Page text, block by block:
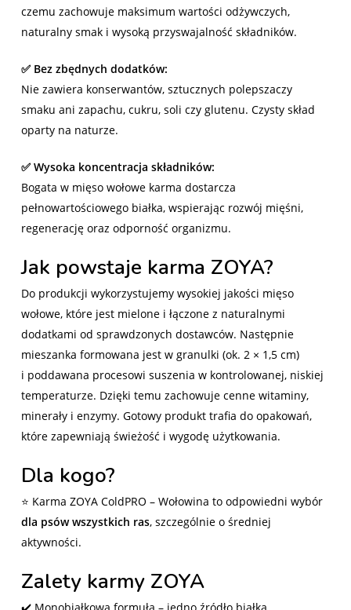
czemu zachowuje maksimum wartości odżywczych,
naturalny smak i wysoką przyswajalność składników.
✅ Bez zbędnych dodatków:
Nie zawiera konserwantów, sztucznych polepszaczy
smaku ani zapachu, cukru, soli czy glutenu. Czysty skład
oparty na naturze.
✅ Wysoka koncentracja składników:
Bogata w mięso wołowe karma dostarcza
pełnowartościowego białka, wspierając rozwój mięśni,
regenerację oraz odporność organizmu.
Jak powstaje karma ZOYA?
Do produkcji wykorzystujemy wysokiej jakości mięso
wołowe, które jest mielone i łączone z naturalnymi
dodatkami od sprawdzonych dostawców. Następnie
mieszanka formowana jest w granulki (ok. 2 × 1,5 cm)
i poddawana procesowi suszenia w kontrolowanej, niskiej
temperaturze. Dzięki temu zachowuje cenne witaminy,
minerały i enzymy. Gotowy produkt trafia do opakowań,
które zapewniają świeżość i wygodę użytkowania.
Dla kogo?
⭐ Karma ZOYA ColdPRO – Wołowina to odpowiedni wybór
dla psów wszystkich ras, szczególnie o średniej
aktywności.
Zalety karmy ZOYA
✔️ Monobiałkowa formuła – jedno źródło białka